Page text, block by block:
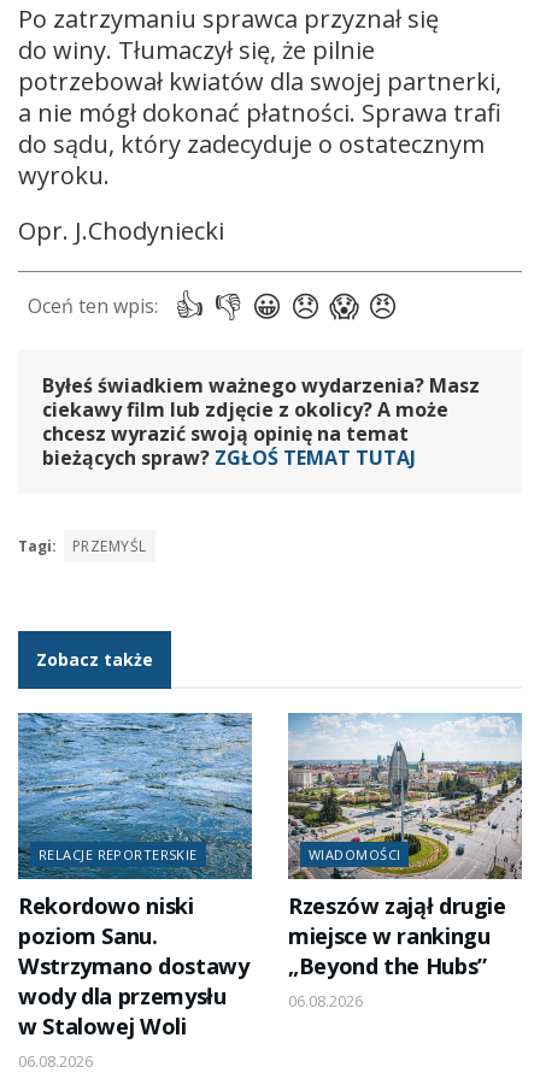
Po zatrzymaniu sprawca przyznał się
do winy. Tłumaczył się, że pilnie
potrzebował kwiatów dla swojej partnerki,
a nie mógł dokonać płatności. Sprawa trafi
do sądu, który zadecyduje o ostatecznym
wyroku.
Opr. J.Chodyniecki
Byłeś świadkiem ważnego wydarzenia? Masz
ciekawy film lub zdjęcie z okolicy? A może
chcesz wyrazić swoją opinię na temat
bieżących spraw? ZGŁOŚ TEMAT TUTAJ
Tagi: PRZEMYŚL
Zobacz także
RELACJE REPORTERSKIE
Rekordowo niski
poziom Sanu.
Wstrzymano dostawy
wody dla przemysłu
w Stalowej Woli
06.08.2026
WIADOMOŚCI
Rzeszów zajął drugie
miejsce w rankingu
„Beyond the Hubs”
06.08.2026